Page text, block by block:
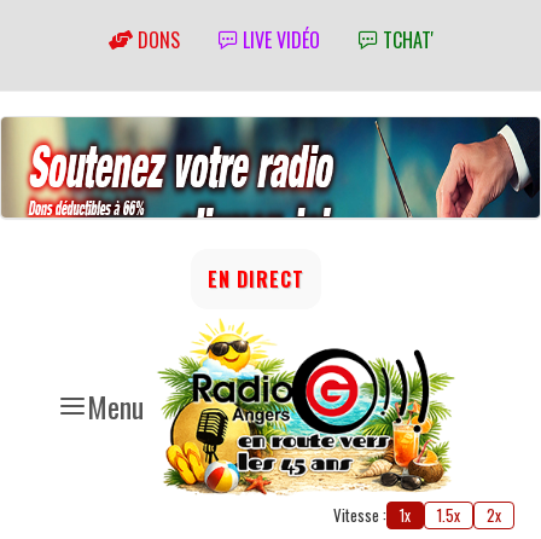
DONS LIVE VIDÉO TCHAT'
Menu
EN DIRECT
Vitesse : 1x 1.5x 2x